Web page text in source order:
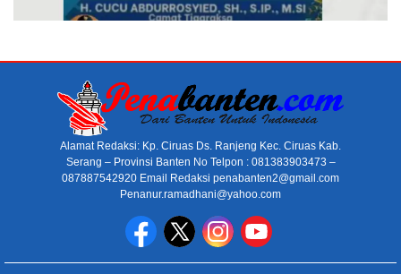
Alamat Redaksi: Kp. Ciruas Ds. Ranjeng Kec. Ciruas Kab.
Serang – Provinsi Banten No Telpon : 081383903473 –
087887542920 Email Redaksi penabanten2@gmail.com
Penanur.ramadhani@yahoo.com